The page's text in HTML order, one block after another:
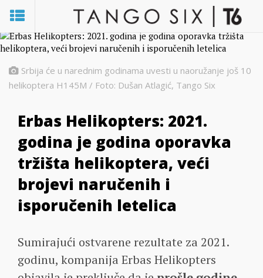
Srbija će u narednim godinama uvesti u naoružanje još 10
helikoptera H145M / Foto: Dušan Atlagić, Tango Six
Erbas Helikopters: 2021.
godina je godina oporavka
tržišta helikoptera, veći
brojevi naručenih i
isporučenih letelica
Sumirajući ostvarene rezultate za 2021.
godinu, kompanija Erbas Helikopters